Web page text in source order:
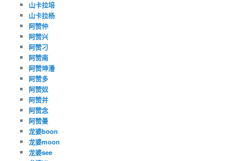
山卡拉培
山卡拉杨
阿赞仲
阿赞兴
阿赞刁
阿赞南
阿赞坤潘
阿赞多
阿赞奴
阿赞并
阿赞念
阿赞曼
龙婆boon
龙婆moon
龙婆see